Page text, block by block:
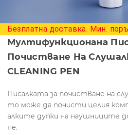
Безплатна доставка. Мин.
Мултифункционана
Почистване На
CLEANING PEN
Писалката за почистване на
то може да почисти целия
алките дупки на наушниците
не.